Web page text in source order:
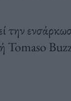
Tomaso